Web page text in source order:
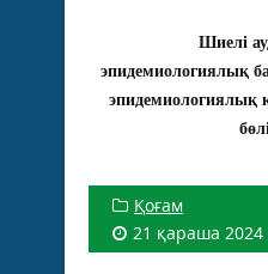
Шиелі
эпидемиологиялық
эпидемиологиялық
Қоғам
21 қараша 2024